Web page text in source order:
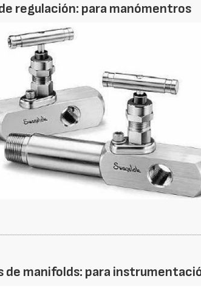
regulación: para manómentros
de manifolds: para